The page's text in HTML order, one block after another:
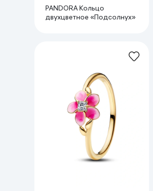
PANDORA Кольцо
двухцветное «Подсолнух»